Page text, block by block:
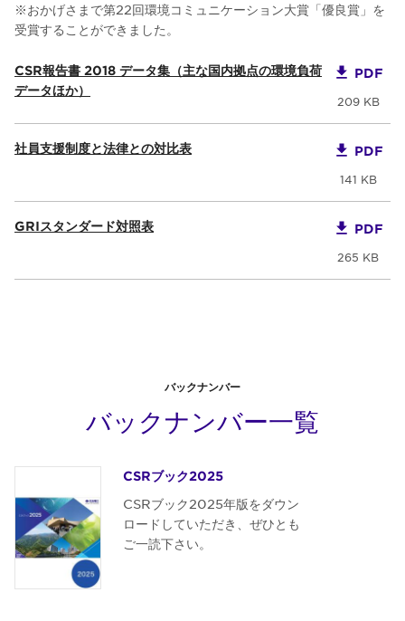
※おかげさまで第22回環境コミュニケーション大賞「優良賞」を
受賞することができました。
CSR報告書 2018 データ集（主な国内拠点の環境負荷
データほか）
PDF
209 KB
社員支援制度と法律との対比表 PDF
141 KB
GRIスタンダード対照表 PDF
265 KB
バックナンバー
バックナンバー一覧
CSRブック2025
CSRブック2025年版をダウン
ロードしていただき、ぜひとも
ご一読下さい。